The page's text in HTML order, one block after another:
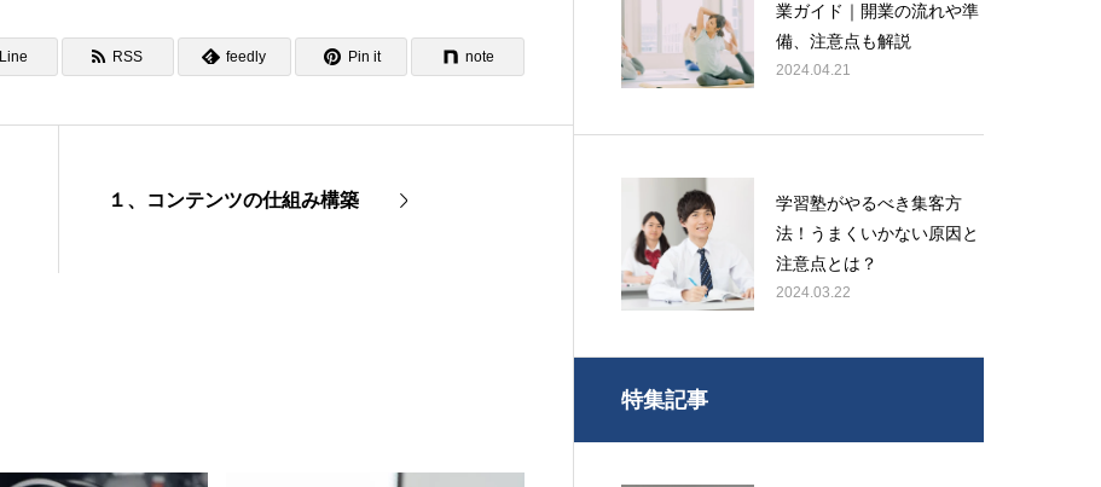
Line RSS feedly Pin it note
１、コンテンツの仕組み構築
業ガイド｜開業の流れや準
備、注意点も解説
2024.04.21
学習塾がやるべき集客方
法！うまくいかない原因と
注意点とは？
2024.03.22
特集記事